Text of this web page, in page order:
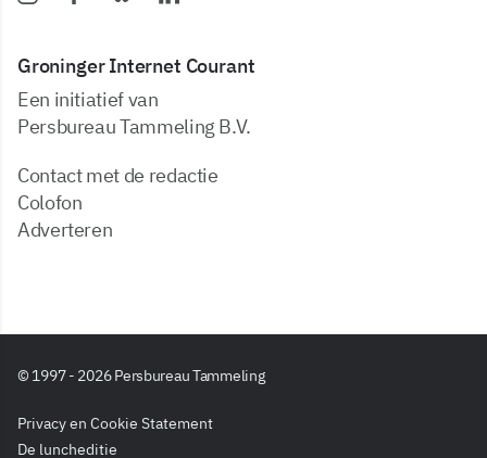
Groninger Internet Courant
Een initiatief van
Persbureau Tammeling B.V.
Contact met de redactie
Colofon
Adverteren
© 1997 - 2026 Persbureau Tammeling
Privacy en Cookie Statement
De luncheditie